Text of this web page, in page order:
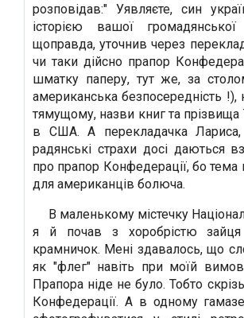
розповідав:" Уявляєте, син
історією вашої
щоправда, уточнив через
чи таки дійсно прапор
шматку паперу, тут же, за
американська безпосередність
тямущому, назви книг та прізвища
в США. А перекладачка
радянські страхи досі даються
про прапор Конфедерації, бо тема
для американців болюча.
В маленькому містечку
я й почав з хоробрістю зайця
крамничок. Мені здавалось, що
як "флег" навіть при моїй
Прапора ніде не було. Тобто
Конфедерації. А в одному